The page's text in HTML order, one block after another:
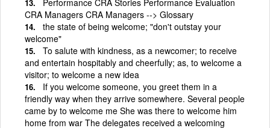
CRA Managers CRA Managers --> Glossary
the state of being welcome; "don't outstay your
welcome"
To salute with kindness, as a newcomer; to receive
and entertain hospitably and cheerfully; as, to welcome a
visitor; to welcome a new idea
If you welcome someone, you greet them in a
friendly way when they arrive somewhere. Several people
came by to welcome me She was there to welcome him
home from war The delegates received a welcoming